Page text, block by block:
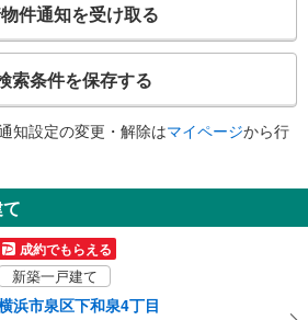
》
件通知を受け取る
索条件を保存する
知設定の変更・解除はマイページから行
成約でもらえる
新築一戸建て
浜市泉区下和泉4丁目